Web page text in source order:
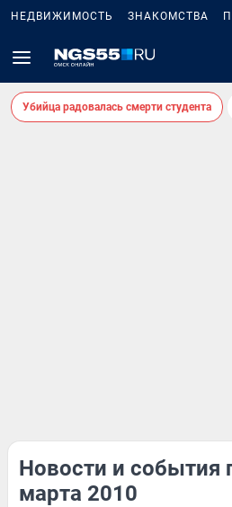
НЕДВИЖИМОСТЬ ЗНАКОМСТВА
Убийца радовалась смерти студента
Новости и события
марта 2010